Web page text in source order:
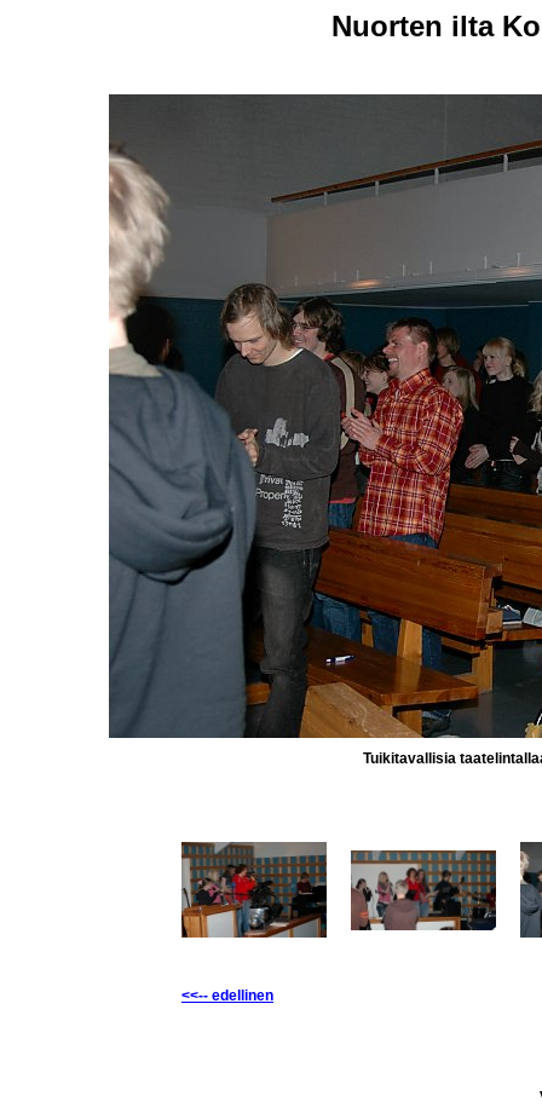
Nuorten ilta
Tuikitavallisia
<<-- edellinen